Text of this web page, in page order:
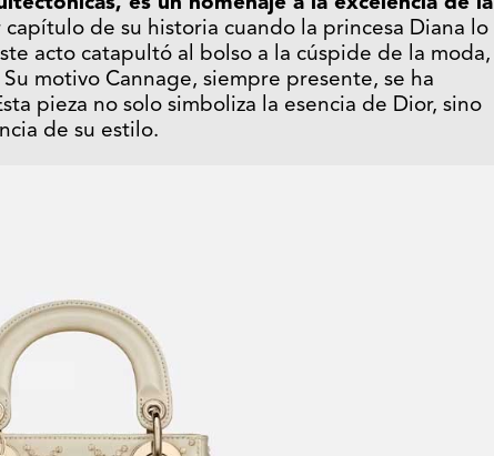
de su historia cuando la princesa Diana lo
acto catapultó al bolso a la cúspide de la moda,
motivo Cannage, siempre presente, se ha
pieza no solo simboliza la esencia de Dior, sino
de su estilo.